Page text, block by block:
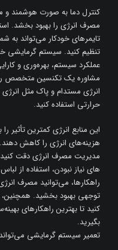
کنترل دما به صورت هوشمند و
مصرف انرژی را بهبود بخشد.
تایمرهای خودکار می‌تواند
تنظیم کنید. سیستم گرمایشی
عملکرد سیستم، بهره‌وری و
مشاوره یک تکنسین متخصص را
انرژی مستدام و پاک مثل
حرارتی استفاده کنید.
این منابع انرژی کمترین
هزینه‌های انرژی را کاهش
مدیریت مصرف انرژی دقت
‌های نیاز نبودن، استفاده از
راهکارها، می‌توانید مصرف
توجهی بهبود بخشید.
کنید تا بهترین راهکارهای
بگیرید.
تعمیر سیستم گرمایشی